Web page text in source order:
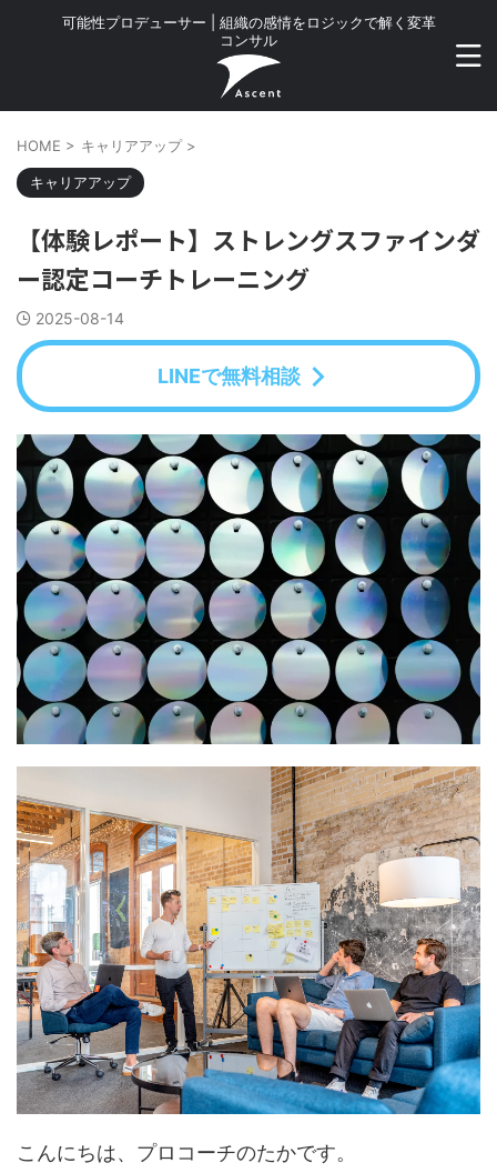
可能性プロデューサー | 組織の感情をロジックで解く変革
コンサル
HOME > キャリアアップ >
キャリアアップ
【体験レポート】ストレングスファインダ
ー認定コーチトレーニング
2025-08-14
LINEで無料相談
こんにちは、プロコーチのたかです。